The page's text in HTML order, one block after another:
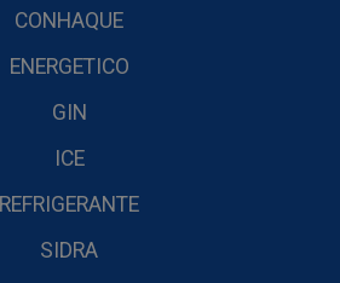
CONHAQUE
ENERGETICO
GIN
ICE
REFRIGERANTE
SIDRA